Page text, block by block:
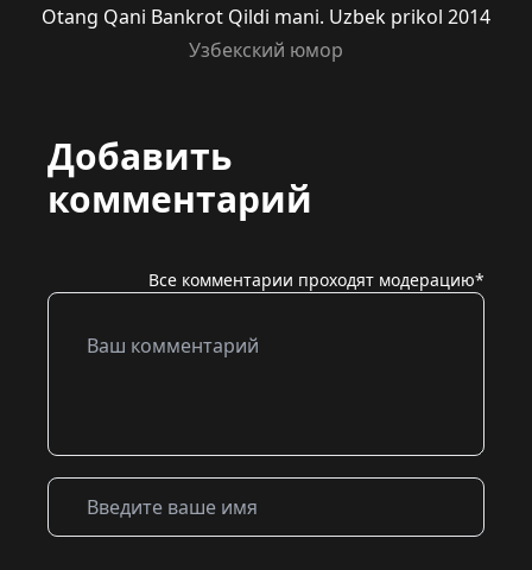
Otang Qani Bankrot Qildi mani. Uzbek prikol 2014
Узбекский юмор
Добавить
комментарий
Все комментарии проходят модерацию*